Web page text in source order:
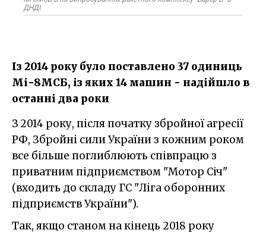
ДНДІ
Із 2014 року було поставлено 37 одиниць
Мі-8МСБ, із яких 14 машин - надійшло в
останні два роки
З 2014 року, після початку збройної агресії
РФ, Збройні сили України з кожним роком
все більше поглиблюють співпрацю з
приватним підприємством "Мотор Січ"
(входить до складу ГС "Ліга оборонних
підприємств України").
Так, якщо станом на кінець 2018 року